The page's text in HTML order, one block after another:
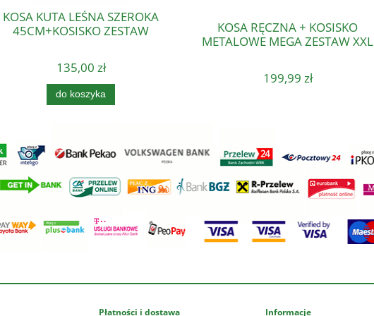
KOSA KUTA LEŚNA SZEROKA
45CM+KOSISKO ZESTAW
135,00 zł
do koszyka
KOSA RĘCZNA + KOSISKO
METALOWE MEGA ZESTAW XXL
199,99 zł
Płatności i dostawa Informacje